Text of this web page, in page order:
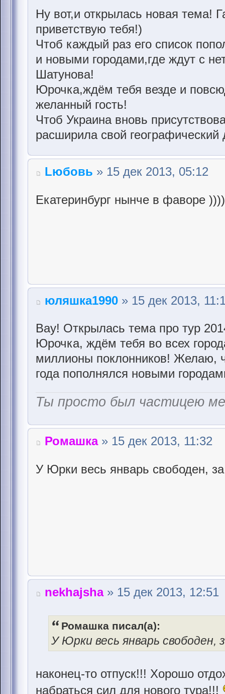
Ну вот,и открылась новая тема!
приветствую тебя!)
Чтоб каждый раз его список
и новыми городами,где ждут с
Шатунова!
Юрочка,ждём тебя везде и
желанный гость!
Чтоб Украина вновь
расширила свой географический
Lюбовь » 15 дек 2013, 05:12
Екатеринбург нынче в фаворе
юляшка1990 » 15 дек 2013,
Вау! Открылась тема про тур
Юрочка, ждём тебя во всех
миллионы поклонников! Желаю,
года пополнялся новыми
Ты просто был частицею
Ромашка» 15 дек 2013, 11:32
У Юрки весь январь свободен,
nekhajsha» 15 дек 2013, 12:51
Ромашка писал(а):
У Юрки весь январь свободен,
наконец-то отпуск!!! Хорошо
набраться сил для нового тура!!!